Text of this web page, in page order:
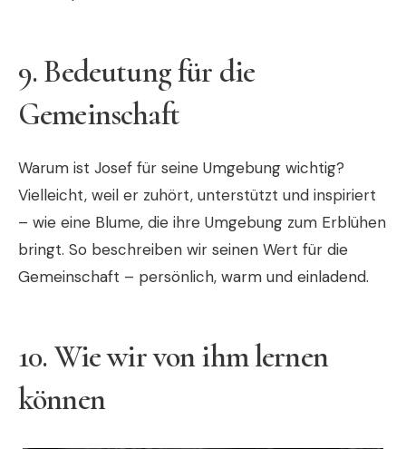
9.Bedeutung für die
Gemeinschaft
Warum ist Josef für seine Umgebung wichtig?
Vielleicht, weil er zuhört, unterstützt und inspiriert
– wie eine Blume, die ihre Umgebung zum Erblühen
bringt. So beschreiben wir seinen Wert für die
Gemeinschaft – persönlich, warm und einladend.
10.Wie wir von ihm lernen
können